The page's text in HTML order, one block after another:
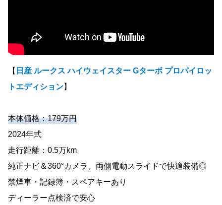
【 日産 ルークス ハイウェイスター Gターボ プロパイロッ
トエディション】
本体価格：179万円
2024年式
走行距離：0.5万km
純正ナビ＆360°カメラ、両側電動スライドで快適装備◎
禁煙車・記録簿・スペアキーあり
ディーラー点検済で安心